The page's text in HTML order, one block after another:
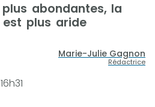
abondantes, la
plus aride
Marie-Julie Gagnon
Rédactrice